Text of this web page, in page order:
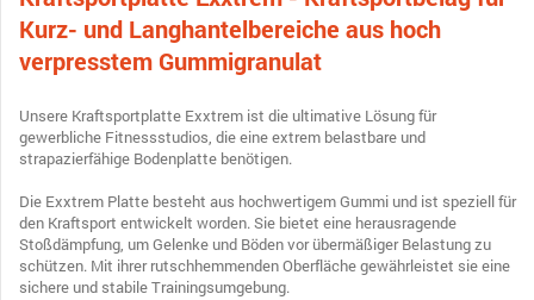
Kurz- und Langhantelbereiche aus hoch
verpresstem Gummigranulat
Unsere Kraftsportplatte Exxtrem ist die ultimative Lösung für
gewerbliche Fitnessstudios, die eine extrem belastbare und
strapazierfähige Bodenplatte benötigen.
Die Exxtrem Platte besteht aus hochwertigem Gummi und ist speziell für
den Kraftsport entwickelt worden. Sie bietet eine herausragende
Stoßdämpfung, um Gelenke und Böden vor übermäßiger Belastung zu
schützen. Mit ihrer rutschhemmenden Oberfläche gewährleistet sie eine
sichere und stabile Trainingsumgebung.